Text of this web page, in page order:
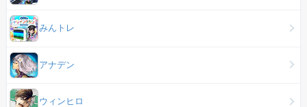
みんトレ
アナデン
ウィンヒロ